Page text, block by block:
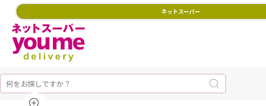
ネットスーパー